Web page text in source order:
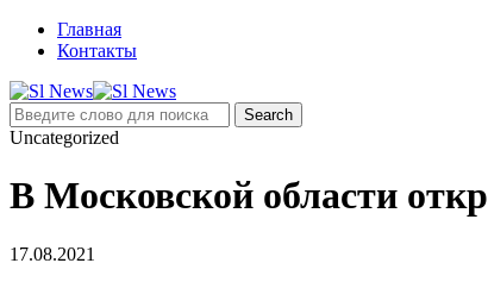
Главная
Контакты
Uncategorized
В Московской области
17.08.2021